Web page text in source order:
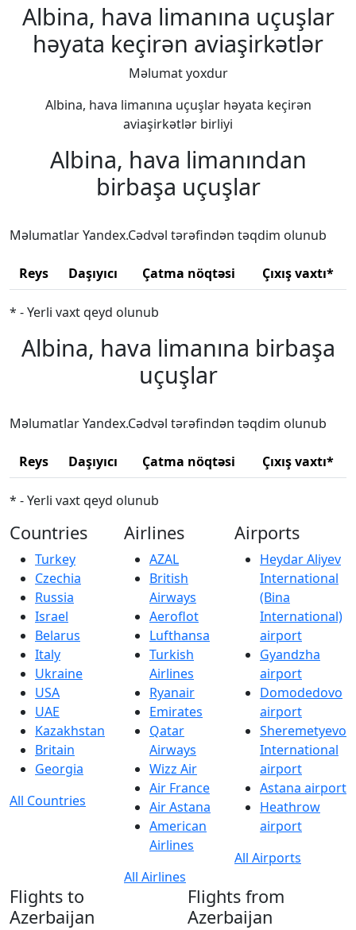
Albina, hava limanına uçuşlar
həyata keçirən aviaşirkətlər
Məlumat yoxdur
Albina, hava limanına uçuşlar həyata keçirən
aviaşirkətlər birliyi
Albina, hava limanından
birbaşa uçuşlar
Məlumatlar Yandex.Cədvəl tərəfindən təqdim olunub
Reys Daşıyıcı Çatma nöqtəsi Çıxış vaxtı*
* - Yerli vaxt qeyd olunub
Albina, hava limanına birbaşa
uçuşlar
Məlumatlar Yandex.Cədvəl tərəfindən təqdim olunub
Reys Daşıyıcı Çatma nöqtəsi Çıxış vaxtı*
* - Yerli vaxt qeyd olunub
Countries
Turkey
Czechia
Russia
Israel
Belarus
Italy
Ukraine
USA
UAE
Kazakhstan
Britain
Georgia
All Countries
Airlines
AZAL
British
Airways
Aeroflot
Lufthansa
Turkish
Airlines
Ryanair
Emirates
Qatar
Airways
Wizz Air
Air France
Air Astana
American
Airlines
All Airlines
Airports
Heydar Aliyev
International
(Bina
International)
airport
Gyandzha
airport
Domodedovo
airport
Sheremetyevo
International
airport
Astana airport
Heathrow
airport
All Airports
Flights to
Azerbaijan
Flights from
Azerbaijan